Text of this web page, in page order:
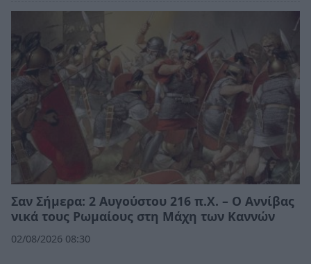
Σαν Σήμερα: 2 Αυγούστου 216 π.Χ. – Ο Αννίβας
νικά τους Ρωμαίους στη Μάχη των Καννών
02/08/2026 08:30